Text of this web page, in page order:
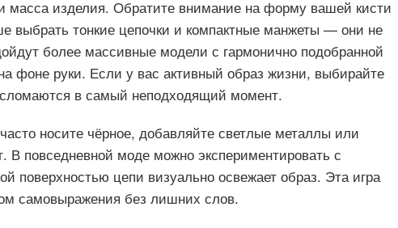
масса изделия. Обратите внимание на форму вашей кисти
выбрать тонкие цепочки и компактные манжеты — они не
более массивные модели с гармонично подобранной
фоне руки. Если у вас активный образ жизни, выбирайте
в самый неподходящий момент.
носите чёрное, добавляйте светлые металлы или
В повседневной моде можно экспериментировать с
поверхностью цепи визуально освежает образ. Эта игра
самовыражения без лишних слов.